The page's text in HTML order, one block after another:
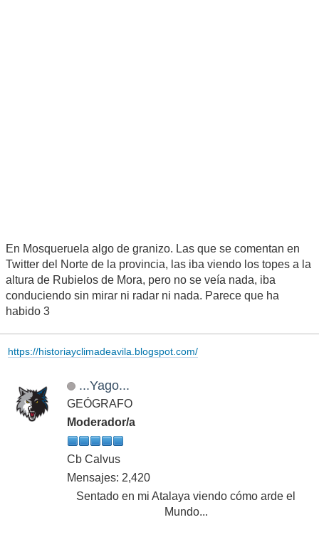
En Mosqueruela algo de granizo. Las que se comentan en
Twitter del Norte de la provincia, las iba viendo los topes a la
altura de Rubielos de Mora, pero no se veía nada, iba
conduciendo sin mirar ni radar ni nada. Parece que ha
habido 3
https://historiayclimadeavila.blogspot.com/
...Yago...
GEÓGRAFO
Moderador/a
Cb Calvus
Mensajes: 2,420
Sentado en mi Atalaya viendo cómo arde el
Mundo...